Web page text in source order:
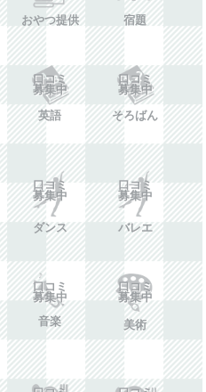
おやつ提供 宿題
口コミ
募集中
英語
口コミ
募集中
そろばん
口コミ
募集中
ダンス
口コミ
募集中
バレエ
口コミ
募集中
音楽
口コミ
募集中
美術